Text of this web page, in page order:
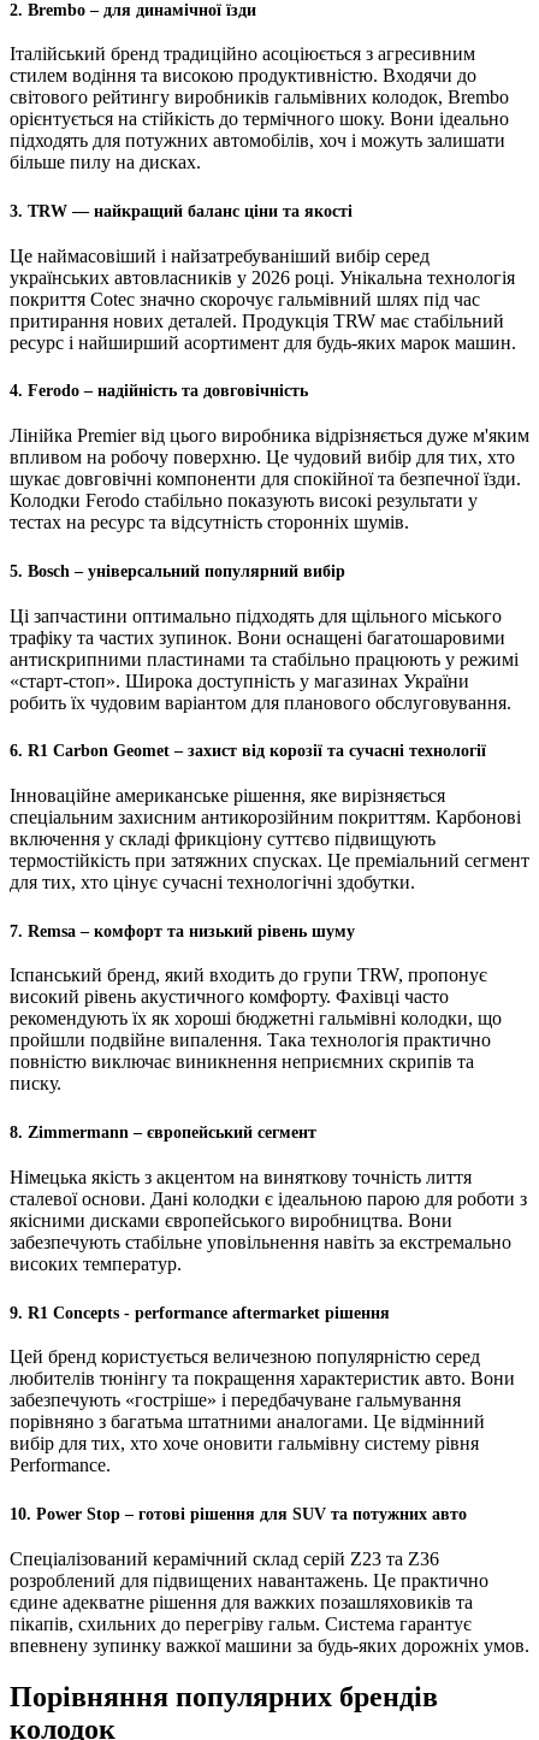
2. Brembo – для динамічної їзди
Італійський бренд традиційно асоціюється з агресивним
стилем водіння та високою продуктивністю. Входячи до
світового рейтингу виробників гальмівних колодок, Brembo
орієнтується на стійкість до термічного шоку. Вони ідеально
підходять для потужних автомобілів, хоч і можуть залишати
більше пилу на дисках.
3. TRW — найкращий баланс ціни та якості
Це наймасовіший і найзатребуваніший вибір серед
українських автовласників у 2026 році. Унікальна технологія
покриття Cotec значно скорочує гальмівний шлях під час
притирання нових деталей. Продукція TRW має стабільний
ресурс і найширший асортимент для будь-яких марок машин.
4. Ferodo – надійність та довговічність
Лінійка Premier від цього виробника відрізняється дуже м'яким
впливом на робочу поверхню. Це чудовий вибір для тих, хто
шукає довговічні компоненти для спокійної та безпечної їзди.
Колодки Ferodo стабільно показують високі результати у
тестах на ресурс та відсутність сторонніх шумів.
5. Bosch – універсальний популярний вибір
Ці запчастини оптимально підходять для щільного міського
трафіку та частих зупинок. Вони оснащені багатошаровими
антискрипними пластинами та стабільно працюють у режимі
«старт-стоп». Широка доступність у магазинах України
робить їх чудовим варіантом для планового обслуговування.
6. R1 Carbon Geomet – захист від корозії та сучасні технології
Інноваційне американське рішення, яке вирізняється
спеціальним захисним антикорозійним покриттям. Карбонові
включення у складі фрикціону суттєво підвищують
термостійкість при затяжних спусках. Це преміальний сегмент
для тих, хто цінує сучасні технологічні здобутки.
7. Remsa – комфорт та низький рівень шуму
Іспанський бренд, який входить до групи TRW, пропонує
високий рівень акустичного комфорту. Фахівці часто
рекомендують їх як хороші бюджетні гальмівні колодки, що
пройшли подвійне випалення. Така технологія практично
повністю виключає виникнення неприємних скрипів та
писку.
8. Zimmermann – європейський сегмент
Німецька якість з акцентом на виняткову точність лиття
сталевої основи. Дані колодки є ідеальною парою для роботи з
якісними дисками європейського виробництва. Вони
забезпечують стабільне уповільнення навіть за екстремально
високих температур.
9. R1 Concepts - performance aftermarket рішення
Цей бренд користується величезною популярністю серед
любителів тюнінгу та покращення характеристик авто. Вони
забезпечують «гостріше» і передбачуване гальмування
порівняно з багатьма штатними аналогами. Це відмінний
вибір для тих, хто хоче оновити гальмівну систему рівня
Performance.
10. Power Stop – готові рішення для SUV та потужних авто
Спеціалізований керамічний склад серій Z23 та Z36
розроблений для підвищених навантажень. Це практично
єдине адекватне рішення для важких позашляховиків та
пікапів, схильних до перегріву гальм. Система гарантує
впевнену зупинку важкої машини за будь-яких дорожніх умов.
Порівняння популярних брендів
колодок